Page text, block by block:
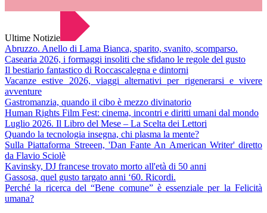
Ultime Notizie
Abruzzo. Anello di Lama Bianca, sparito, svanito, scomparso.
Casearia 2026, i formaggi insoliti che sfidano le regole del gusto
Il bestiario fantastico di Roccascalegna e dintorni
Vacanze estive 2026, viaggi alternativi per rigenerarsi e vivere
avventure
Gastromanzia, quando il cibo è mezzo divinatorio
Human Rights Film Fest: cinema, incontri e diritti umani dal mondo
Luglio 2026. Il Libro del Mese – La Scelta dei Lettori
Quando la tecnologia insegna, chi plasma la mente?
Sulla Piattaforma Streeen, 'Dan Fante An American Writer' diretto
da Flavio Sciolè
Kavinsky, DJ francese trovato morto all'età di 50 anni
Gassosa, quel gusto targato anni ‘60. Ricordi.
Perché la ricerca del “Bene comune” è essenziale per la Felicità
umana?